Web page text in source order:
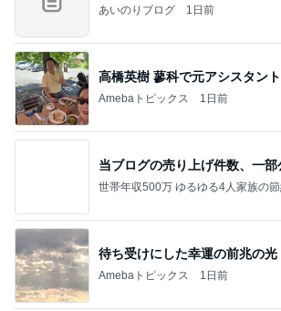
あいのりブログ 1日前
高橋英樹 蓼科で元アシスタン
Amebaトピックス 1日前
当ブログの売り上げ件数、一
世帯年収500万 ゆるゆる4人家族の
待ち受けにした幸運の前兆の光
Amebaトピックス 1日前